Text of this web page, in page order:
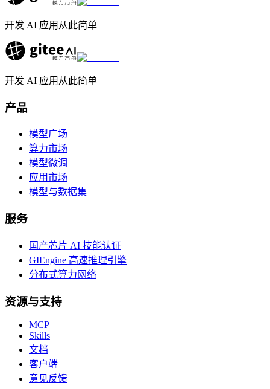
开发 AI 应用从此简单
开发 AI 应用从此简单
产品
模型广场
算力市场
模型微调
应用市场
模型与数据集
服务
国产芯片 AI 技能认证
GIEngine 高速推理引擎
分布式算力网络
资源与支持
MCP
Skills
文档
客户端
意见反馈